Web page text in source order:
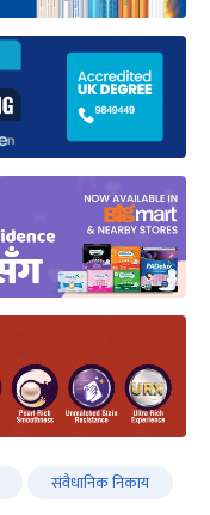
संवैधानिक निकाय